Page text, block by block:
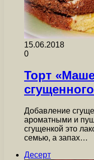
15.06.2018
0
Торт
Добавление
ароматными и
сгущенкой это
семью, а запах…
Десерт